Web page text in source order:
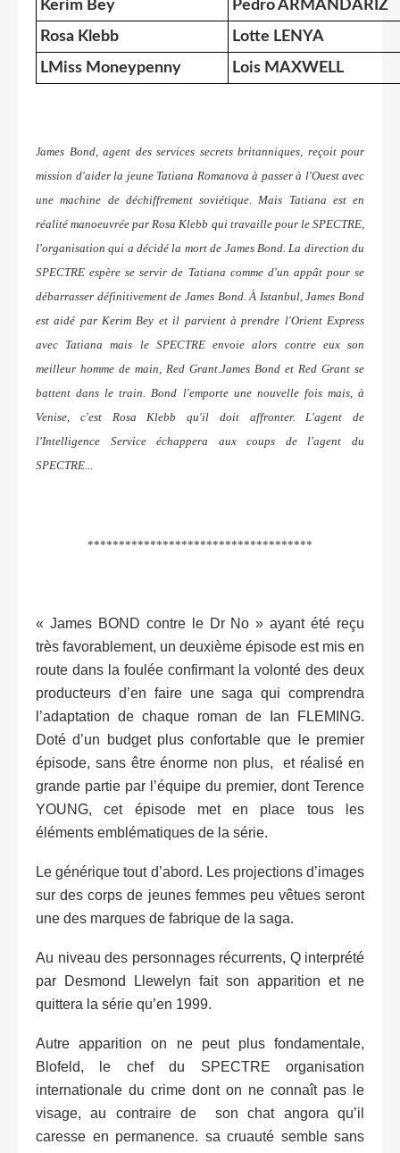
Kerim Bey
Pedro ARMANDARIZ
Rosa Klebb
Lotte LENYA
LMiss Moneypenny
Lois MAXWELL
James Bond, agent des services secrets britanniques, reçoit pour
mission d'aider la jeune Tatiana Romanova à passer à l'Ouest avec
une machine de déchiffrement soviétique. Mais Tatiana est en
réalité manoeuvrée par Rosa Klebb qui travaille pour le SPECTRE,
l'organisation qui a décidé la mort de James Bond. La direction du
SPECTRE espère se servir de Tatiana comme d'un appât pour se
débarrasser définitivement de James Bond. À Istanbul, James Bond
est aidé par Kerim Bey et il parvient à prendre l'Orient Express
avec Tatiana mais le SPECTRE envoie alors contre eux son
meilleur homme de main, Red Grant.James Bond et Red Grant se
battent dans le train. Bond l'emporte une nouvelle fois mais, à
Venise, c'est Rosa Klebb qu'il doit affronter. L'agent de
l'Intelligence Service échappera aux coups de l'agent du
SPECTRE...
************************************
« James BOND contre le Dr No » ayant été reçu
très favorablement, un deuxième épisode est mis en
route dans la foulée confirmant la volonté des deux
producteurs d’en faire une saga qui comprendra
l’adaptation de chaque roman de Ian FLEMING.
Doté d’un budget plus confortable que le premier
épisode, sans être énorme non plus, et réalisé en
grande partie par l’équipe du premier, dont Terence
YOUNG, cet épisode met en place tous les
éléments emblématiques de la série.
Le générique tout d’abord. Les projections d’images
sur des corps de jeunes femmes peu vêtues seront
une des marques de fabrique de la saga.
Au niveau des personnages récurrents, Q interprété
par Desmond Llewelyn fait son apparition et ne
quittera la série qu’en 1999.
Autre apparition on ne peut plus fondamentale,
Blofeld, le chef du SPECTRE organisation
internationale du crime dont on ne connaît pas le
visage, au contraire de son chat angora qu’il
caresse en permanence. sa cruauté semble sans